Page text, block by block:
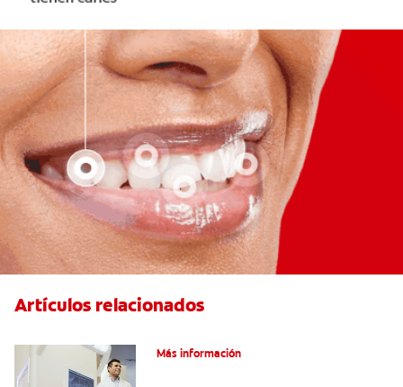
Artículos relacionados
Más información